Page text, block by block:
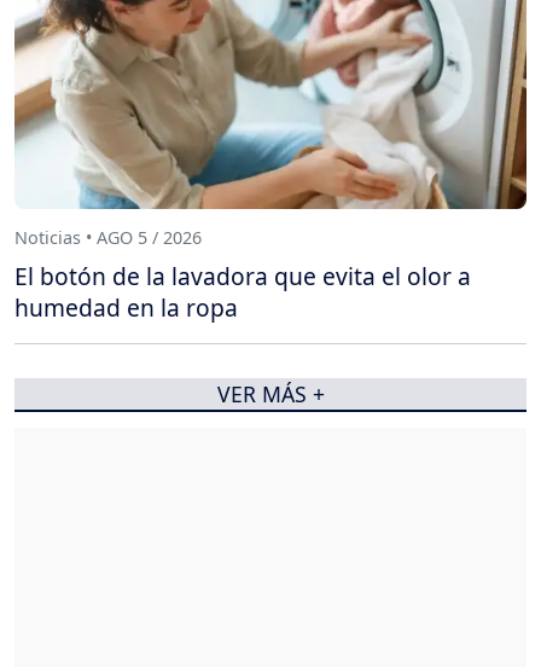
Noticias • AGO 5 / 2026
El botón de la lavadora que evita el olor a
humedad en la ropa
VER MÁS +